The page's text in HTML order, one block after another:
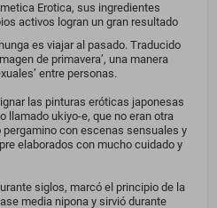
Erotica, sus ingredientes
activos logran un gran resultado
es viajar al pasado. Traducido
de primavera’, una manera
entre personas.
las pinturas eróticas japonesas
llamado ukiyo-e, que no eran otra
con escenas sensuales y
elaborados con mucho cuidado y
siglos, marcó el principio de la
media nipona y sirvió durante